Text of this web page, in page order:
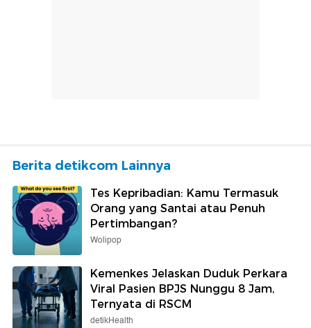
Berita detikcom Lainnya
Tes Kepribadian: Kamu Termasuk
Orang yang Santai atau Penuh
Pertimbangan?
Wolipop
Kemenkes Jelaskan Duduk Perkara
Viral Pasien BPJS Nunggu 8 Jam,
Ternyata di RSCM
detikHealth